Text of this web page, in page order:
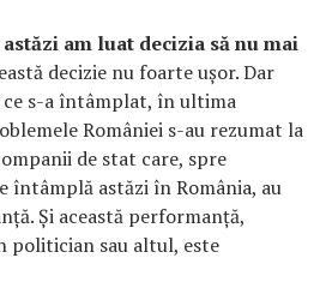
am luat decizia să nu mai
decizie nu foarte ușor. Dar
ce s-a întâmplat, în ultima
României s-au rezumat la
de stat care, spre
întâmplă astăzi în România, au
Și această performanță,
politician sau altul, este